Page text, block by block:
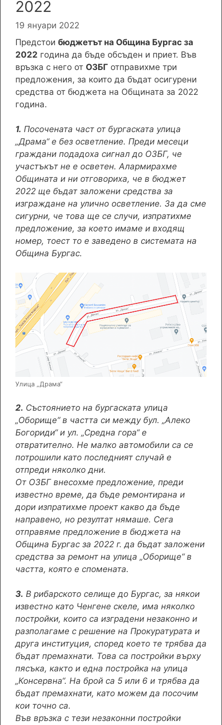
2022
19 януари 2022
Предстои бюджетът на Община Бургас за
2022 година да бъде обсъден и приет. Във
връзка с него от ОЗБГ отправихме три
предложения, за които да бъдат осигурени
средства от бюджета на Общината за 2022
година.
1. Посочената част от бургаската улица
„Драма“ е без осветление. Преди месеци
граждани подадоха сигнал до ОЗБГ, че
участъкът не е осветен. Алармирахме
Общината и ни отговориха, че в бюджет
2022 ще бъдат заложени средства за
изграждане на улично осветление. За да сме
сигурни, че това ще се случи, изпратихме
предложение, за което имаме и входящ
номер, тоест то е заведено в системата на
Община Бургас.
Улица „Драма“
2. Състоянието на бургаската улица
„Оборище“ в частта си между бул. „Алеко
Богориди“ и ул. „Средна гора“ е
отвратително. Не малко автомобили са се
потрошили като последният случай е
отпреди няколко дни.
От ОЗБГ внесохме предложение, преди
известно време, да бъде ремонтирана и
дори изпратихме проект какво да бъде
направено, но резултат нямаше. Сега
отправяме предложение в бюджета на
Община Бургас за 2022 г. да бъдат заложени
средства за ремонт на улица „Оборище“ в
частта, която е спомената.
3. В рибарското селище до Бургас, за някои
известно като Ченгене скеле, има няколко
постройки, които са изградени незаконно и
разполагаме с решение на Прокуратурата и
друга институция, според което те трябва да
бъдат премахнати. Това са постройки върху
пясъка, както и една постройка на улица
„Консервна“. На брой са 5 или 6 и трябва да
бъдат премахнати, като можем да посочим
кои точно са.
Във връзка с тези незаконни постройки